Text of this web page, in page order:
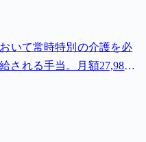
いて常時特別の介護を必
される手当。月額27,980